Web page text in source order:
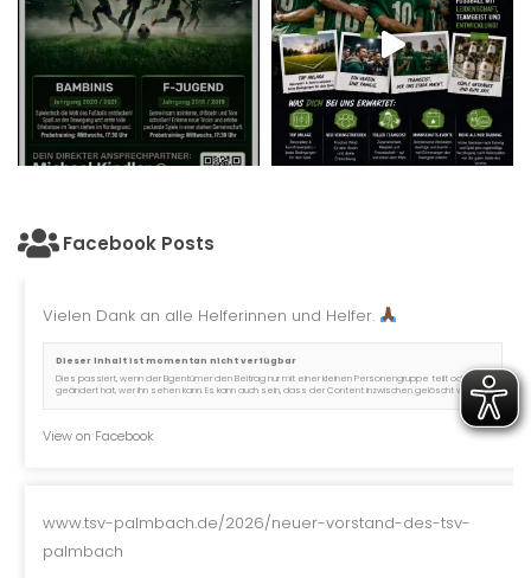
Facebook Posts
Vielen Dank an alle Helferinnen und Helfer.
Dieser Inhalt ist momentan nicht verfügbar
Dies passiert, wenn der Eigentümer den Beitrag nur mit einer kleinen Personengruppe teilt oder er
geändert hat, wer ihn sehen kann. Es kann auch sein, dass der Content inzwischen gelöscht wurde.
View on Facebook
www.tsv-palmbach.de/2026/neuer-vorstand-des-tsv-
palmbach